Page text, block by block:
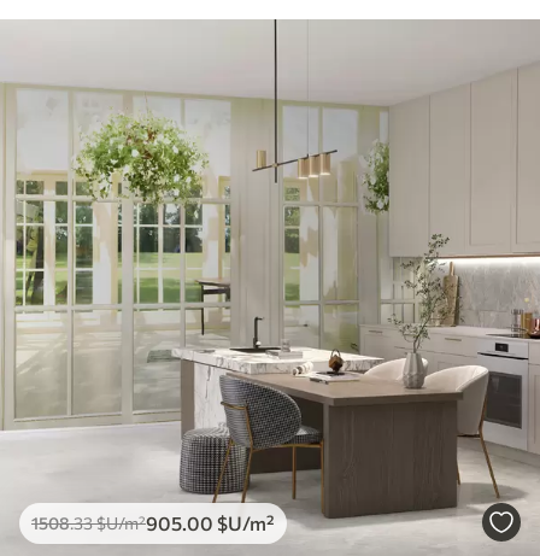
1508.33$U/m²905 .00 $U/m²